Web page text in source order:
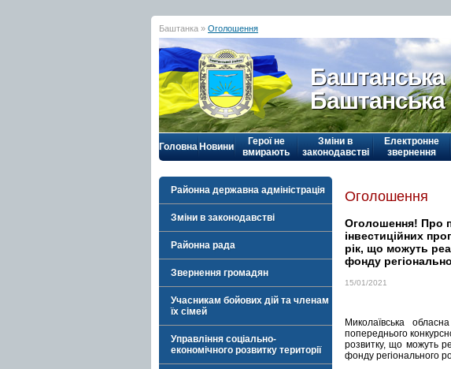
Баштанка » Оголошення
Баштанська
Баштанська
Головна Новини
Герої не
вмирають
Зміни в
законодавстві
Електронне
звернення
Районна державна адміністрація
Зміни в законодавстві
Районна рада
Звернення громадян
Учасникам бойових дій та членам
їх сімей
Управління соціально-
економічного розвитку території
Оголошення
Оголошення! Про
інвестиційних
рік, що можуть
фонду
15/01/2021
Миколаївська
попереднього
розвитку, що можуть
фонду регіонального